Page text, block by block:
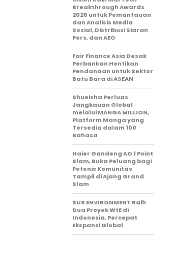
Breakthrough Awards
2026 untuk Pemantauan
dan Analisis Media
Sosial, Distribusi Siaran
Pers, dan AEO
Fair Finance Asia Desak
Perbankan Hentikan
Pendanaan untuk Sektor
Batu Bara di ASEAN
Shueisha Perluas
Jangkauan Global
melalui MANGA MILLION,
Platform Manga yang
Tersedia dalam 100
Bahasa
Haier Gandeng AO 1 Point
Slam, Buka Peluang bagi
Petenis Komunitas
Tampil di Ajang Grand
Slam
SUS ENVIRONMENT Raih
Dua Proyek WtE di
Indonesia, Percepat
Ekspansi Global